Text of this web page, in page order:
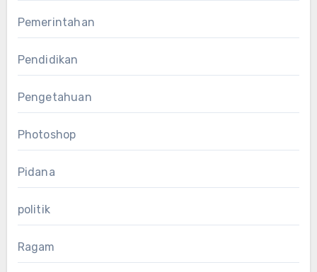
Pemerintahan
Pendidikan
Pengetahuan
Photoshop
Pidana
politik
Ragam